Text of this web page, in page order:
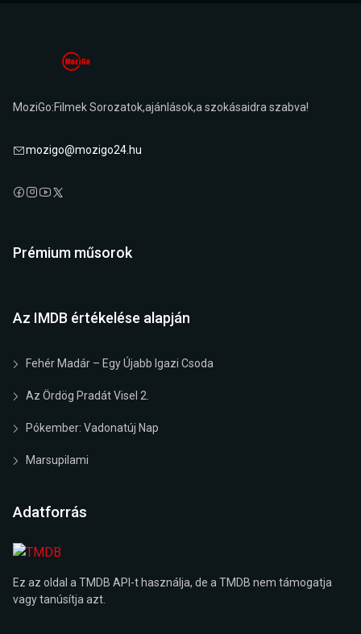
MoziGo:Filmek Sorozatok,ajánlások,a szokásaidra szabva!
mozigo@mozigo24.hu
Prémium műsorok
Az IMDB értékelése alapján
Fehér Madár – Egy Újabb Igazi Csoda
Az Ördög Pradát Visel 2.
Pókember: Vadonatúj Nap
Marsupilami
Adatforrás
Ez az oldal a TMDB API-t használja, de a TMDB nem támogatja
vagy tanúsítja azt.